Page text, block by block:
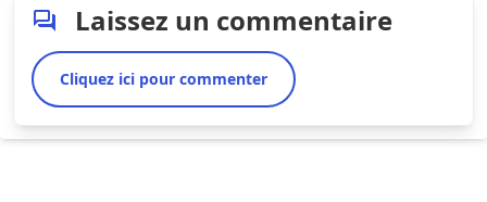
Laissez un commentaire
Cliquez ici pour commenter